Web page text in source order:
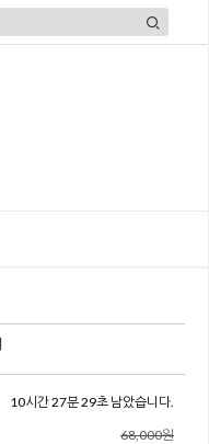
10시간 27분 27초 남았습니다.
68,000원